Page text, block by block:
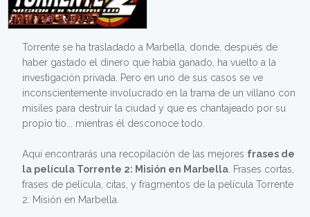
Torrente se ha trasladado a Marbella, donde, después de
haber gastado el dinero que había ganado, ha vuelto a la
investigación privada. Pero en uno de sus casos se ve
inconscientemente involucrado en la trama de un villano con
misiles para destruir la ciudad y que es chantajeado por su
propio tío... mientras él desconoce todo.
Aquí encontrarás una recopilación de las mejores frases de
la película Torrente 2: Misión en Marbella . Frases cortas,
frases de película, citas, y fragmentos de la película Torrente
2: Misión en Marbella.